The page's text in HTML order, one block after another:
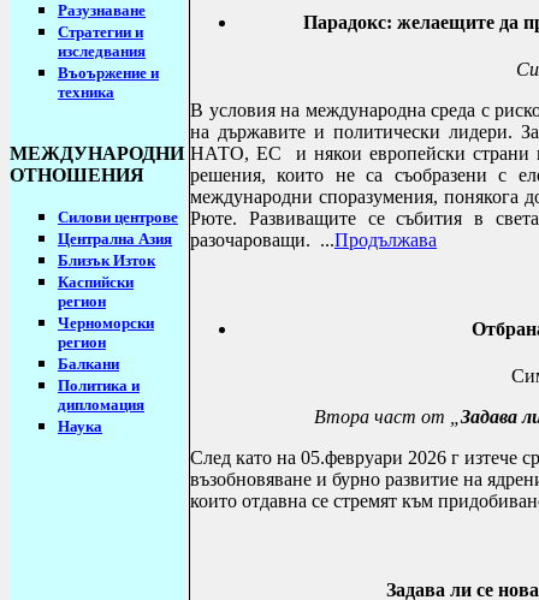
Разузнаване
Стратегии и
изследвания
Въоържение и
техника
МЕЖДУНАРОДНИ
ОТНОШЕНИЯ
Силови центрове
Централна Азия
Близък Изток
Каспийски
регион
Черноморски
регион
Балкани
Политика и
дипломация
Наука
Парадокс: желаещите да
В условия на международна среда с
на държавите и политически лидери.
НАТО, ЕС и някои европейски страни
решения, които не са съобразени с
международни споразумения, понякога
Рюте. Развиващите се събития в
разочароващи. ...Продължава
Втора част от „ Задава
След като на 05.февруари 2026 г изтече
възобновяване и бурно развитие на
които отдавна се стремят към
Задава ли се